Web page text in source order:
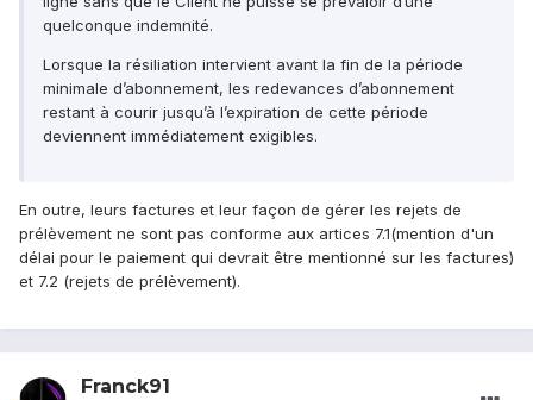
quelconque indemnité.
Lorsque la résiliation intervient avant la fin de la période
minimale d’abonnement, les redevances d’abonnement
restant à courir jusqu’à l’expiration de cette période
deviennent immédiatement exigibles.
En outre, leurs factures et leur façon de gérer les rejets de
prélèvement ne sont pas conforme aux artices 7.1(mention d'un
délai pour le paiement qui devrait être mentionné sur les factures)
et 7.2 (rejets de prélèvement).
Franck91